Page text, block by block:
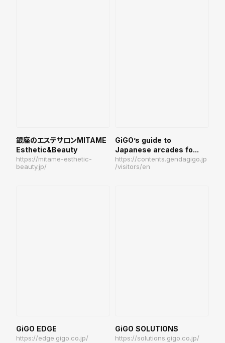
銀座のエステサロンMITAME
Esthetic&Beauty
https://mitame-esthetic-
beauty.jp/
GiGO’s guide to
Japanese arcades fo...
https://contents.gendagigo.jp
/visitors/en
GiGO EDGE
https://edge.gigo.co.jp/
GiGO SOLUTIONS
https://solutions.gigo.co.jp/